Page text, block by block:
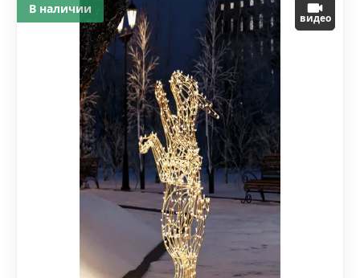
видео
В наличии